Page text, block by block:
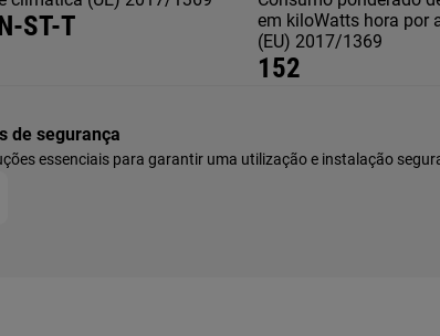
ST-T
em kiloWatts hora por
(EU) 2017/1369
152
de segurança
essenciais para garantir uma utilização e instalação